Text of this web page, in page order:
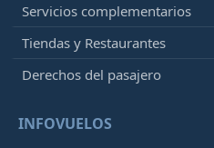
Servicios complementarios
Tiendas y Restaurantes
Derechos del pasajero
INFOVUELOS